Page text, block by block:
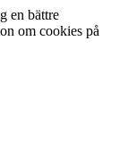
en bättre
om cookies på